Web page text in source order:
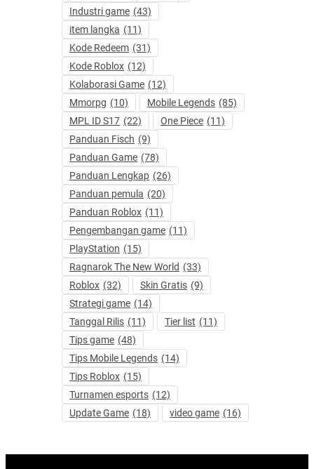
Industri game (43)
item langka (11)
Kode Redeem (31)
Kode Roblox (12)
Kolaborasi Game (12)
Mmorpg (10) Mobile Legends (85)
MPL ID S17 (22) One Piece (11)
Panduan Fisch (9)
Panduan Game (78)
Panduan Lengkap (26)
Panduan pemula (20)
Panduan Roblox (11)
Pengembangan game (11)
PlayStation (15)
Ragnarok The New World (33)
Roblox (32) Skin Gratis (9)
Strategi game (14)
Tanggal Rilis (11) Tier list (11)
Tips game (48)
Tips Mobile Legends (14)
Tips Roblox (15)
Turnamen esports (12)
Update Game (18) video game (16)